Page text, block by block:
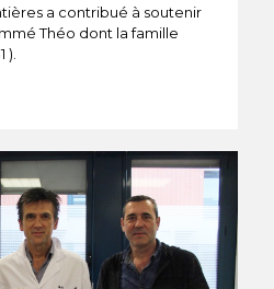
a contribué à soutenir
Théo dont la famille
).